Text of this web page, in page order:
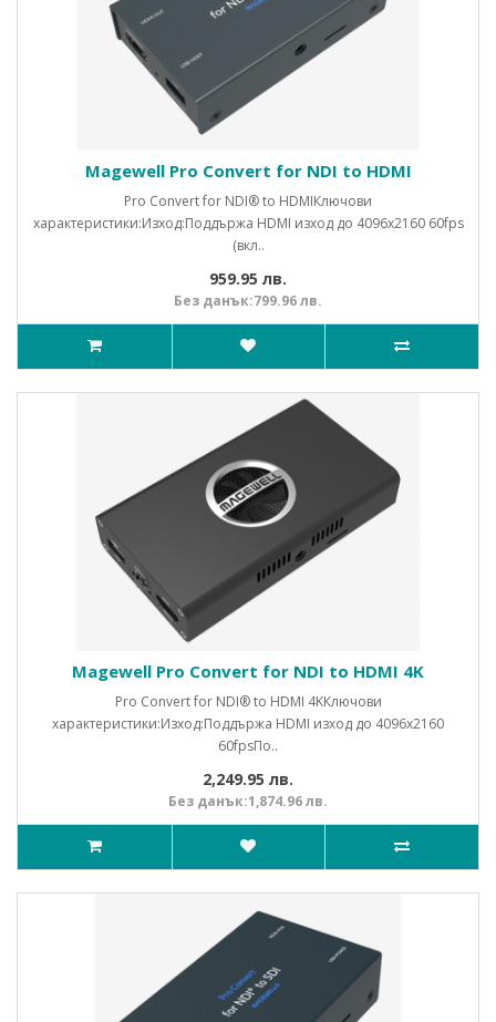
Magewell Pro Convert for NDI to HDMI
Pro Convert for NDI® to HDMIКлючови
характеристики:Изход:Поддържа HDMI изход до 4096x2160 60fps
(вкл..
959.95 лв.
Без данък:799.96 лв.
Magewell Pro Convert for NDI to HDMI 4K
Pro Convert for NDI® to HDMI 4KКлючови
характеристики:Изход:Поддържа HDMI изход до 4096x2160
60fpsПо..
2,249.95 лв.
Без данък:1,874.96 лв.